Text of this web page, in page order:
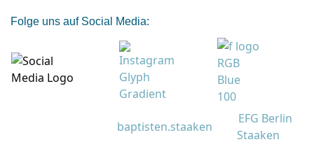
Folge uns auf Social Media:
baptisten.staaken
EFG Berlin
Staaken